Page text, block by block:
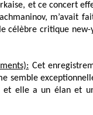
et ce concert
m’avait
célèbre critique new-
Cet
semble
et elle a un élan et